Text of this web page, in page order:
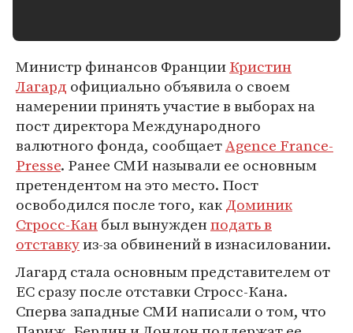
Министр финансов ФранцииКристин
Лагард официально объявила о своем
намерении принять участие в выборах на
пост директора Международного
валютного фонда, сообщаетAgence France-
Presse. Ранее СМИ называли ее основным
претендентом на это место. Пост
освободился после того, какДоминик
Стросс-Канбыл вынужденподать в
отставкуиз-за обвинений в изнасиловании.
Лагард стала основным представителем от
ЕС сразу после отставки Стросс-Кана.
Сперва западные СМИ написали о том, что